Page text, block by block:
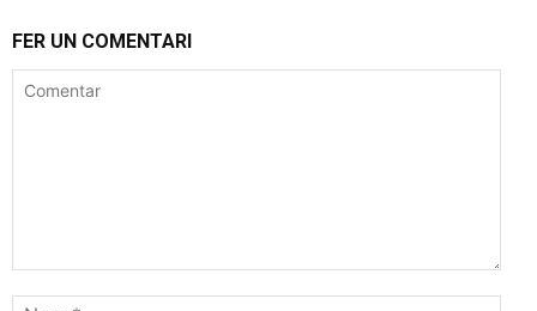
FER UN COMENTARI